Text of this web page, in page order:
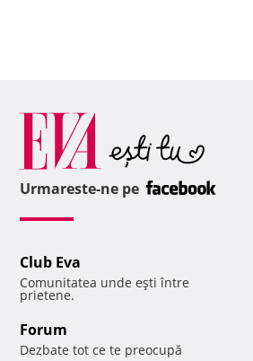
Urmareste-ne pe
Club Eva
Comunitatea unde eşti între
prietene.
Forum
Dezbate tot ce te preocupă